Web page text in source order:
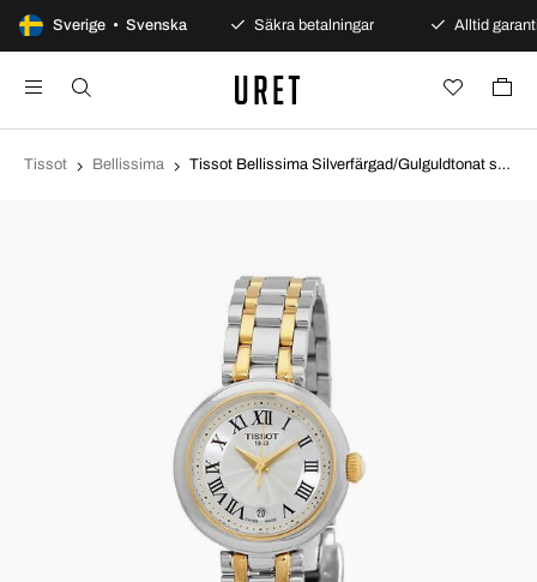
Sverige • Svenska
100 dagars öppet köp Säkra betalningar Alltid garanti
Tissot Bellissima Tissot Bellissima Silverfärgad/Gulguldtonat stål Ø26 mm T126.010.22.013.00